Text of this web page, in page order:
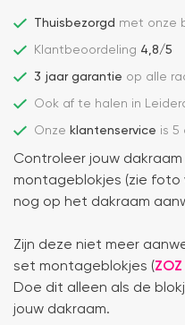
Thuisbezorgd met onze
Klantbeoordeling 4,8/5
3 jaar garantie op alle
Ook af te halen in
Onze klantenservice is 5
Controleer jouw
montageblokjes (zie foto
nog op het dakraam
Zijn deze niet meer
set montageblokjes (
Doe dit alleen als de
jouw dakraam.